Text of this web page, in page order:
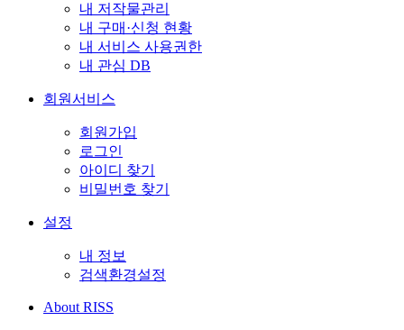
내 저작물관리
내 구매·신청 현황
내 서비스 사용권한
내 관심 DB
회원서비스
회원가입
로그인
아이디 찾기
비밀번호 찾기
설정
내 정보
검색환경설정
About RISS